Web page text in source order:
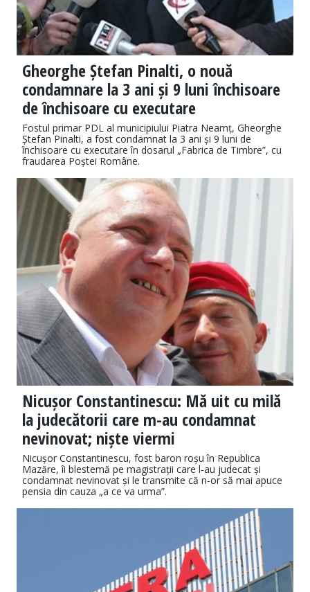
Gheorghe Ștefan Pinalti, o nouă
condamnare la 3 ani și 9 luni închisoare
de închisoare cu executare
Fostul primar PDL al municipiului Piatra Neamț, Gheorghe
Ștefan Pinalti, a fost condamnat la 3 ani și 9 luni de
închisoare cu executare în dosarul „Fabrica de Timbre”, cu
fraudarea Poștei Române.
Nicușor Constantinescu: Mă uit cu milă
la judecătorii care m-au condamnat
nevinovat; niște viermi
Nicușor Constantinescu, fost baron roșu în Republica
Mazăre, îi blestemă pe magistrații care l-au judecat și
condamnat nevinovat și le transmite că n-or să mai apuce
pensia din cauza „a ce va urma”.